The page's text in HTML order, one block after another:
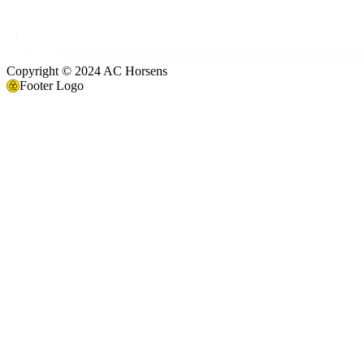
Copyright © 2024 AC Horsens
Footer Logo